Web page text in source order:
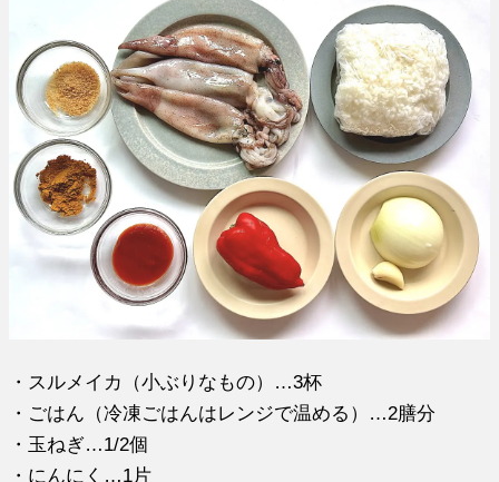
・スルメイカ（小ぶりなもの）…3杯
・ごはん（冷凍ごはんはレンジで温める）…2膳分
・玉ねぎ…1/2個
・にんにく…1片